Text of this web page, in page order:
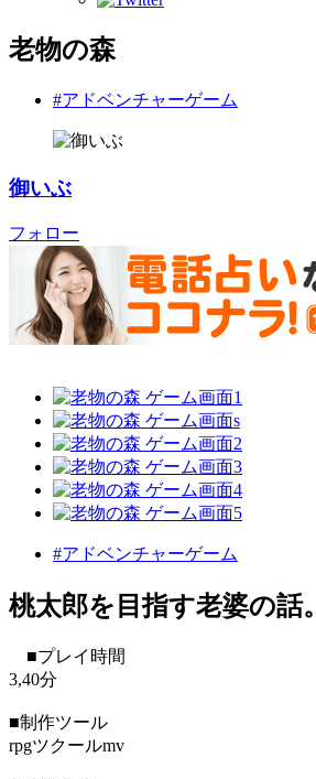
老物の森
#アドベンチャーゲーム
御いぶ
フォロー
#アドベンチャーゲーム
桃太郎を目指す老婆の話。
■プレイ時間
3,40分
■制作ツール
rpgツクールmv